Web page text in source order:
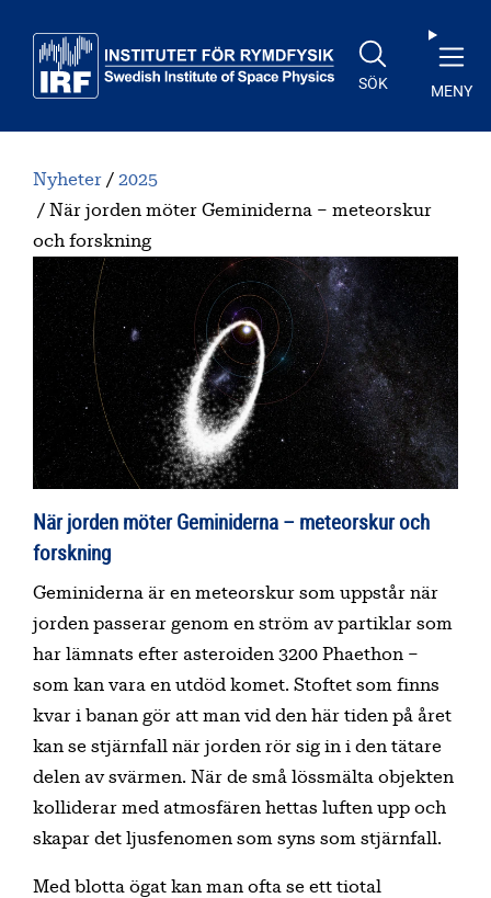
SÖK MENY
Nyheter
2025
När jorden möter Geminiderna – meteorskur
och forskning
När jorden möter Geminiderna – meteorskur och
forskning
Geminiderna är en meteorskur som uppstår när
jorden passerar genom en ström av partiklar som
har lämnats efter asteroiden 3200 Phaethon –
som kan vara en utdöd komet. Stoftet som finns
kvar i banan gör att man vid den här tiden på året
kan se stjärnfall när jorden rör sig in i den tätare
delen av svärmen. När de små lössmälta objekten
kolliderar med atmosfären hettas luften upp och
skapar det ljusfenomen som syns som stjärnfall.
Med blotta ögat kan man ofta se ett tiotal